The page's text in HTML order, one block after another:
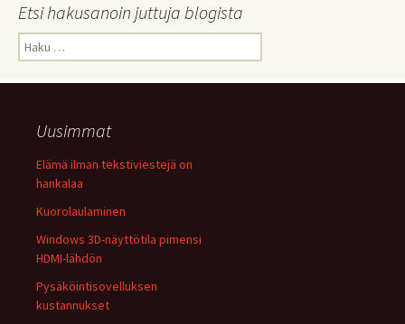
Etsi hakusanoin juttuja blogista
Haku:
Uusimmat
Elämä ilman tekstiviestejä on
hankalaa
Kuorolaulaminen
Windows 3D-näyttötila pimensi
HDMI-lähdön
Pysäköintisovelluksen
kustannukset